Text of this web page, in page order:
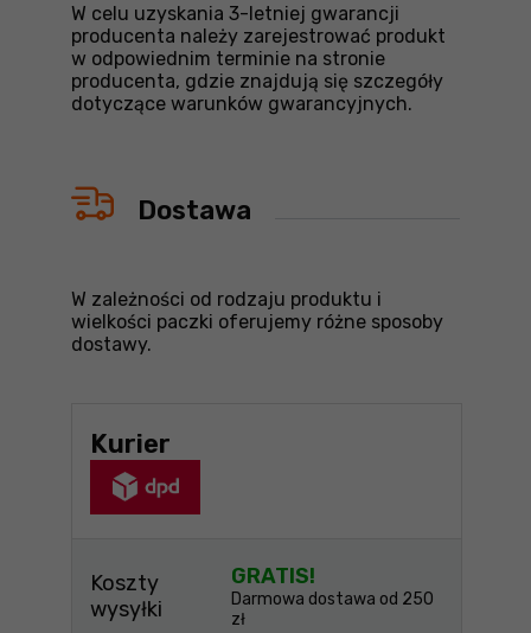
W celu uzyskania 3-letniej gwarancji
producenta należy zarejestrować produkt
w odpowiednim terminie na stronie
producenta, gdzie znajdują się szczegóły
dotyczące warunków gwarancyjnych.
Dostawa
W zależności od rodzaju produktu i
wielkości paczki oferujemy różne sposoby
dostawy.
Kurier
Koszty
wysyłki
GRATIS!
Darmowa dostawa od 250
zł